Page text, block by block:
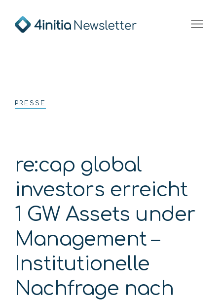
PRESSE
re:cap global
investors erreicht
1 GW Assets under
Management –
Institutionelle
Nachfrage nach